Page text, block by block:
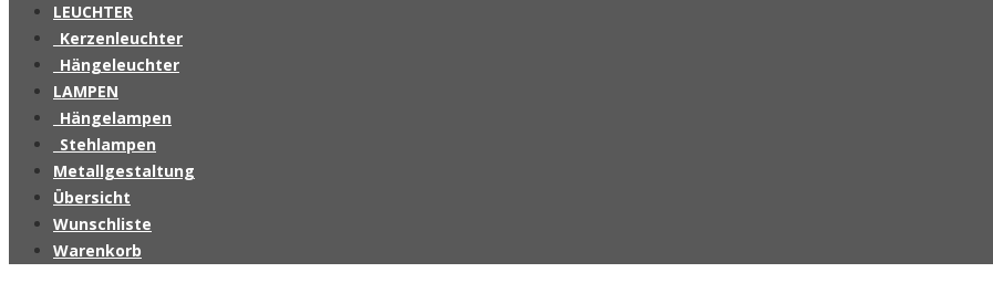
LEUCHTER
_Kerzenleuchter
_Hängeleuchter
LAMPEN
_Hängelampen
_Stehlampen
Metallgestaltung
Übersicht
Wunschliste
Warenkorb